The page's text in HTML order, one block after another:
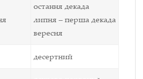
остання декада
липня – перша декада
вересня
десертний